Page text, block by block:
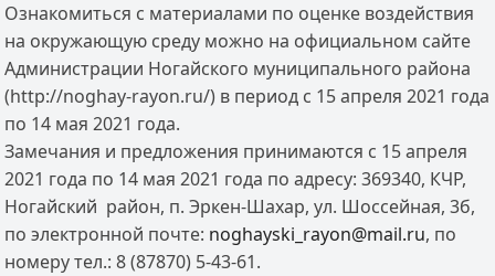
Ознакомиться с материалами по оценке воздействия
на окружающую среду можно на официальном сайте
Администрации Ногайского муниципального района
(http://noghay-rayon.ru/) в период с 15 апреля 2021 года
по 14 мая 2021 года.
Замечания и предложения принимаются с 15 апреля
2021 года по 14 мая 2021 года по адресу: 369340, КЧР,
Ногайский район, п. Эркен-Шахар, ул. Шоссейная, 3б,
по электронной почте: noghayski_rayon@mail.ru, по
номеру тел.: 8 (87870) 5-43-61.